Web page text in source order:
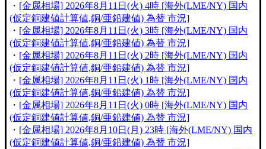
・ [金属相場] 2026年8月11日(火) 4時 [海外(LME/NY) 国内
(仮定銅建値計算値,銅/亜鉛建値) 為替 市況]
・ [金属相場] 2026年8月11日(火) 3時 [海外(LME/NY) 国内
(仮定銅建値計算値,銅/亜鉛建値) 為替 市況]
・ [金属相場] 2026年8月11日(火) 2時 [海外(LME/NY) 国内
(仮定銅建値計算値,銅/亜鉛建値) 為替 市況]
・ [金属相場] 2026年8月11日(火) 1時 [海外(LME/NY) 国内
(仮定銅建値計算値,銅/亜鉛建値) 為替 市況]
・ [金属相場] 2026年8月11日(火) 0時 [海外(LME/NY) 国内
(仮定銅建値計算値,銅/亜鉛建値) 為替 市況]
・ [金属相場] 2026年8月10日(月) 23時 [海外(LME/NY) 国内
(仮定銅建値計算値,銅/亜鉛建値) 為替 市況]